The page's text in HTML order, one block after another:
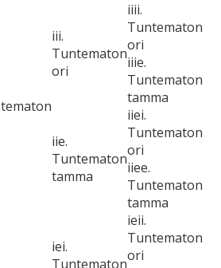
iii.
Tuntematon
ori
iiii.
Tuntematon
ori
iiie.
Tuntematon
tamma
iie.
Tuntematon
tamma
iiei.
Tuntematon
ori
iiee.
Tuntematon
tamma
iei.
Tuntematon
ieii.
Tuntematon
ori